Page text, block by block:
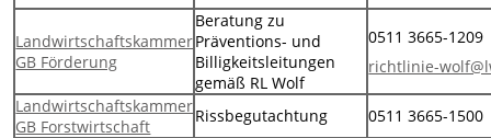
Landwirtschaftskammer
GB Förderung
Beratung zu
Präventions- und
Billigkeitsleitungen
gemäß RL Wolf
0511 3665-1209
richtlinie-
Landwirtschaftskammer
GB Forstwirtschaft
Rissbegutachtung 0511 3665-1500